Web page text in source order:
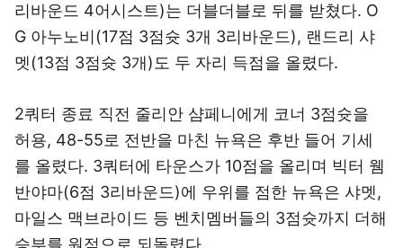
리바운드 4어시스트)는 더블더블로 뒤를 받쳤다. O
G 아누노비(17점 3점슛 3개 3리바운드), 랜드리 샤
멧(13점 3점슛 3개)도 두 자리 득점을 올렸다.
2쿼터 종료 직전 줄리안 샴페니에게 코너 3점슛을
허용, 48-55로 전반을 마친 뉴욕은 후반 들어 기세
를 올렸다. 3쿼터에 타운스가 10점을 올리며 빅터 웸
반야마(6점 3리바운드)에 우위를 점한 뉴욕은 샤멧,
마일스 맥브라이드 등 벤치멤버들의 3점슛까지 더해
승부를 원점으로 되돌렸다.